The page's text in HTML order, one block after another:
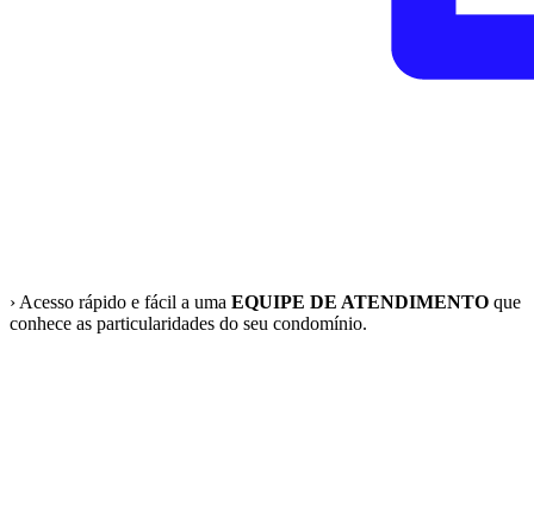
› Acesso rápido e fácil a uma EQUIPE DE ATENDIMENTO que
conhece as particularidades do seu condomínio.